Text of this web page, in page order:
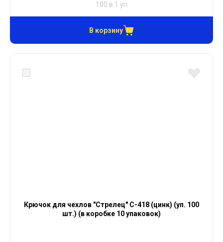
100 в 1 уп
В корзину
Крючок для чехлов "Стрелец" С-418 (цинк) (уп. 100
шт.) (в коробке 10 упаковок)